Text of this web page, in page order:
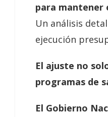
para mantener
Un análisis
ejecución
El ajuste no
programas de
El Gobierno